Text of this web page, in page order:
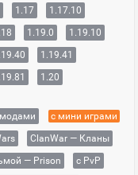
1.17
1.17.10
1.19.0
1.19.10
1.19.41
1.20
с мини играми
ClanWar — Кланы
— Prison
с PvP